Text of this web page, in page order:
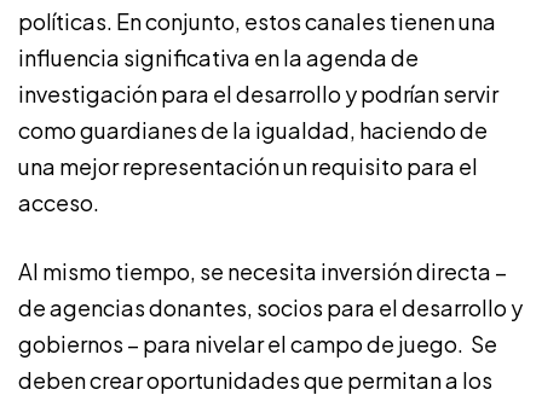
políticas. En conjunto, estos canales tienen una
influencia significativa en la agenda de
investigación para el desarrollo y podrían servir
como guardianes de la igualdad, haciendo de
una mejor representación un requisito para el
acceso.
Al mismo tiempo, se necesita inversión directa –
de agencias donantes, socios para el desarrollo y
gobiernos – para nivelar el campo de juego. Se
deben crear oportunidades que permitan a los